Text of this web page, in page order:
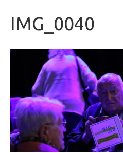
IMG_0040